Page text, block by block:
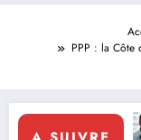
PPP : la Côte
le leadership
Éléphants : la FIF